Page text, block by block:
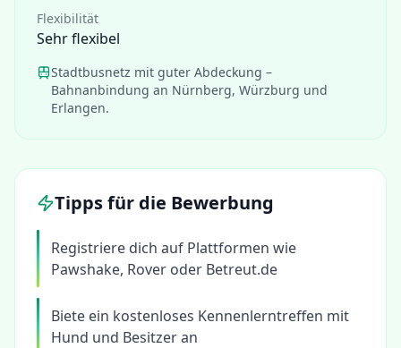
Flexibilität
Sehr flexibel
Stadtbusnetz mit guter Abdeckung –
Bahnanbindung an Nürnberg, Würzburg und
Erlangen.
Tipps für die Bewerbung
Registriere dich auf Plattformen wie
Pawshake, Rover oder Betreut.de
Biete ein kostenloses Kennenlerntreffen mit
Hund und Besitzer an